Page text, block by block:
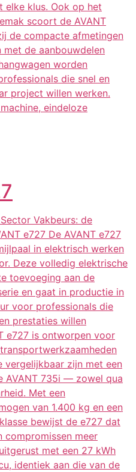
elke klus. Ook op het
scoort de AVANT
de compacte afmetingen
met de aanbouwdelen
worden
die snel en
project willen werken.
eindeloze
Vakbeurs: de
e727 De AVANT e727
in elektrisch werken
Deze volledig elektrische
toevoeging aan de
en gaat in productie in
voor professionals die
prestaties willen
e727 is ontworpen voor
vergelijkbaar zijn met een
AVANT 735i — zowel qua
Met een
van 1.400 kg en een
bewijst de e727 dat
compromissen meer
met een 27 kWh
identiek aan die van de